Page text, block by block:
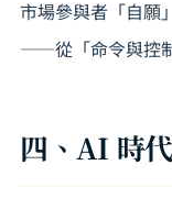
市場參與者「自願
——從「命令與控
四、AI 時